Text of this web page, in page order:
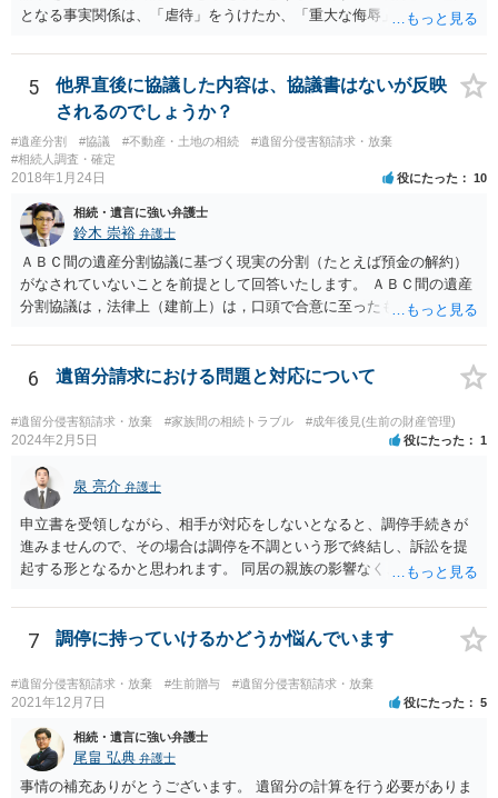
となる事実関係は、「虐待」をうけたか、「重大な侮辱」を受けた
「廃除」は遺言でも可能です（民法８９３条）。 弁護士に具体的な事
情を話して相談して、「廃除」が可能か、実際に法律相談を受けるこ
とをお勧めします。
5
他界直後に協議した内容は、協議書はないが反映
されるのでしょうか？
#遺産分割 #協議 #不動産・土地の相続
#遺留分侵害額請求・放棄
#相続人調査・確定
2018年1月24日 役にたった 10
相続・遺言に強い弁護士
鈴木 崇裕 弁護士
ＡＢＣ間の遺産分割協議に基づく現実の分割（たとえば預金の解約）
がなされていないことを前提として回答いたします。 ＡＢＣ間の遺産
分割協議は，法律上（建前上）は，口頭で合意に至ったものであって
ん。 また，不動産の名義を移転するためには，遺産分割協議書への署
名捺印を得る必要があります。 したがって，残念ながら，「ＡＢＣ間
の遺産分割協議が有効に成立している」という前提に基づく主張は困
難と思われます。 「ＡＢＣ間の遺産分割協議は未了のまま，ＡとＢが
死亡し，二次相続が発生した」という前提に基づいて協議を進める必
議の内容を前提とした主張をすることが最も有利ですが，ＡＢの相続
人は応じない姿勢を示していることから，実現は困難だと思います。
主張としては維持しつつも，現実的な解決方法（遺産分割協議の落と
しどころ）としては，譲歩することを甘受しなければならないかもし
れません。
6 遺留分請求における問題と対応について
#遺留分侵害額請求・放棄 #家族間の相続トラブル #成年後見(生前の財産管理)
2024年2月5日 役にたった 1
泉 亮介 弁護士
申立書を受領しながら、相手が対応をしないとなると、調停手続きが
進みませんので、その場合は調停を不調という形で終結し、訴訟を提
起する形となるかと思われます。 同居の親族の影響なく、というのは
め、後からひっくり返すということは難しくなってくるかと思われま
す。 公開相談の場でのご相談については、どうしても限界が出てしま
7 調停に持っていけるかどうか悩んでいます
#遺留分侵害額請求・放棄 #生前贈与 #遺留分侵害額請求・放棄
2021年12月7日 役にたった 5
相続・遺言に強い弁護士
尾畠 弘典 弁護士
事情の補充ありがとうございます。 遺留分の計算を行う必要がありま